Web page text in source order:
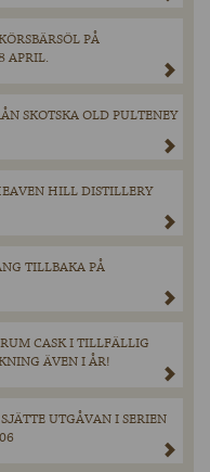
PÅ
APRIL.
SKOTSKA OLD PULTENEY
HILL DISTILLERY
TILLBAKA PÅ
CASK I TILLFÄLLIG
ÄVEN I ÅR!
UTGÅVAN I SERIEN